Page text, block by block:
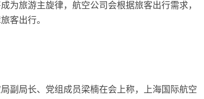
为旅游主旋律，航空公司会根据旅客出行需求，
客出行。
局长、党组成员梁楠在会上称，上海国际航空